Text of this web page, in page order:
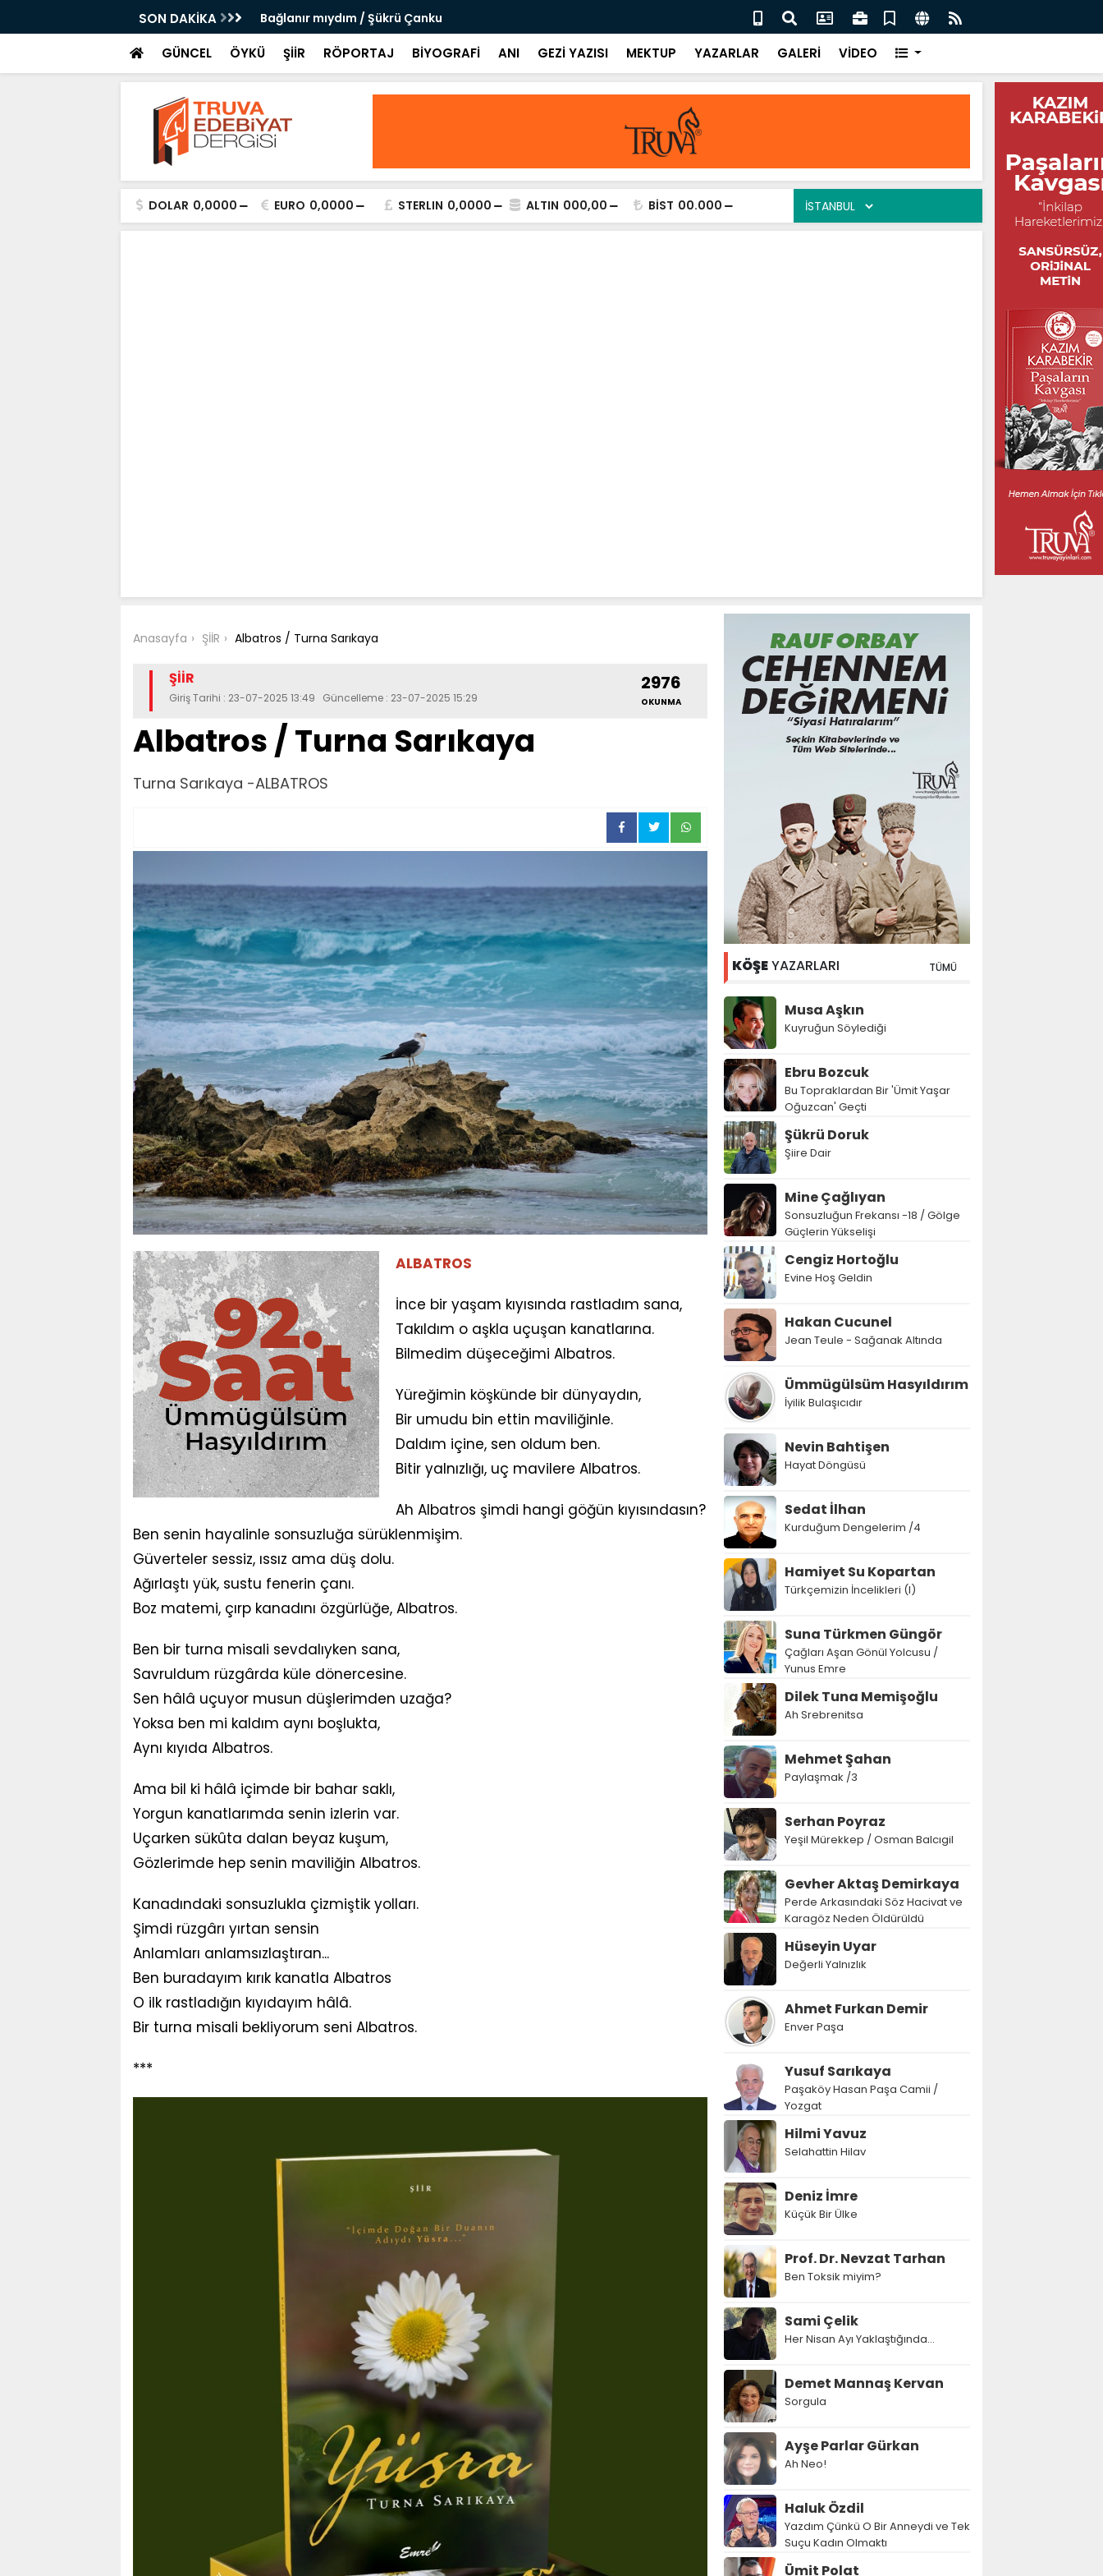
SON DAKİKA Bağlanır mıydım / Şükrü Çanku Değeri Yoktur / Şuayip Odabaşı
GÜNCEL ÖYKÜ ŞİİR RÖPORTAJ BİYOGRAFİ ANI GEZİ YAZISI MEKTUP YAZARLAR GALERİ VİDEO
DOLAR 0,0000 EURO 0,0000 STERLIN 0,0000 ALTIN 000,00 BİST 00.000
Anasayfa ŞİİR Albatros / Turna Sarıkaya
ŞİİR
Giriş Tarihi : 23-07-2025 13:49 Güncelleme : 23-07-2025 15:29
2976
OKUNMA
Albatros / Turna Sarıkaya
Turna Sarıkaya -ALBATROS
ALBATROS
İnce bir yaşam kıyısında rastladım sana,
Takıldım o aşkla uçuşan kanatlarına.
Bilmedim düşeceğimi Albatros.
Yüreğimin köşkünde bir dünyaydın,
Bir umudu bin ettin maviliğinle.
Daldım içine, sen oldum ben.
Bitir yalnızlığı, uç mavilere Albatros.
Ah Albatros şimdi hangi göğün kıyısındasın?
Ben senin hayalinle sonsuzluğa sürüklenmişim.
Güverteler sessiz, ıssız ama düş dolu.
Ağırlaştı yük, sustu fenerin çanı.
Boz matemi, çırp kanadını özgürlüğe, Albatros.
Ben bir turna misali sevdalıyken sana,
Savruldum rüzgârda küle dönercesine.
Sen hâlâ uçuyor musun düşlerimden uzağa?
Yoksa ben mi kaldım aynı boşlukta,
Aynı kıyıda Albatros.
Ama bil ki hâlâ içimde bir bahar saklı,
Yorgun kanatlarımda senin izlerin var.
Uçarken sükûta dalan beyaz kuşum,
Gözlerimde hep senin maviliğin Albatros.
Kanadındaki sonsuzlukla çizmiştik yolları.
Şimdi rüzgârı yırtan sensin
Anlamları anlamsızlaştıran...
Ben buradayım kırık kanatla Albatros
O ilk rastladığın kıyıdayım hâlâ.
Bir turna misali bekliyorum seni Albatros.
***
KÖŞEYAZARLARI TÜMÜ
Musa Aşkın
Kuyruğun Söylediği
Ebru Bozcuk
Bu Topraklardan Bir 'Ümit Yaşar
Oğuzcan' Geçti
Şükrü Doruk
Şiire Dair
Mine Çağlıyan
Sonsuzluğun Frekansı -18 / Gölge
Güçlerin Yükselişi
Cengiz Hortoğlu
Evine Hoş Geldin
Hakan Cucunel
Jean Teule - Sağanak Altında
Ümmügülsüm Hasyıldırım
İyilik Bulaşıcıdır
Nevin Bahtişen
Hayat Döngüsü
Sedat İlhan
Kurduğum Dengelerim /4
Hamiyet Su Kopartan
Türkçemizin İncelikleri (I)
Suna Türkmen Güngör
Çağları Aşan Gönül Yolcusu /
Yunus Emre
Dilek Tuna Memişoğlu
Ah Srebrenitsa
Mehmet Şahan
Paylaşmak /3
Serhan Poyraz
Yeşil Mürekkep / Osman Balcıgil
Gevher Aktaş Demirkaya
Perde Arkasındaki Söz Hacivat ve
Karagöz Neden Öldürüldü
Hüseyin Uyar
Değerli Yalnızlık
Ahmet Furkan Demir
Enver Paşa
Yusuf Sarıkaya
Paşaköy Hasan Paşa Camii /
Yozgat
Hilmi Yavuz
Selahattin Hilav
Deniz İmre
Küçük Bir Ülke
Prof. Dr. Nevzat Tarhan
Ben Toksik miyim?
Sami Çelik
Her Nisan Ayı Yaklaştığında...
Demet Mannaş Kervan
Sorgula
Ayşe Parlar Gürkan
Ah Neo!
Haluk Özdil
Yazdım Çünkü O Bir Anneydi ve Tek
Suçu Kadın Olmaktı
Ümit Polat